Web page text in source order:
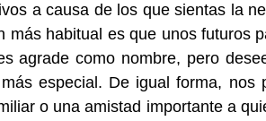
a causa de los que sientas la
más habitual es que unos futuros
agrade como nombre, pero
especial. De igual forma,
o una amistad importante a